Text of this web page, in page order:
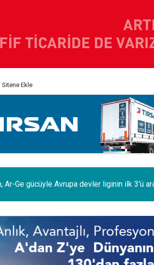
Sitene Ekle
modelleri Ağustos’a özel 1.199.000